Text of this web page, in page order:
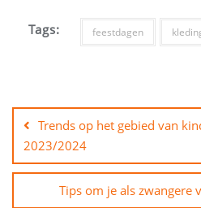
Tags: feestdagen
navigatie
Trends op het gebied van
2023/2024
Tips om je als zwangere